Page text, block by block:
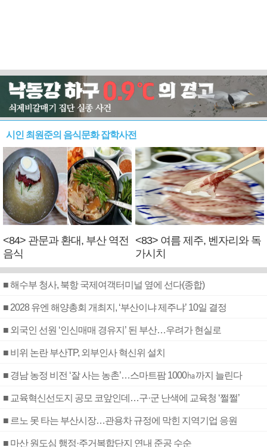
시인 최원준의 음식문화 잡학사전
<84> 관문과 환대, 부산 역전
음식
<83> 여름 제주, 벤자리와 독
가시치
■ 해수부 청사, 북항 국제여객터미널 옆에 선다(종합)
■ 2028 유엔 해양총회 개최지, ‘부산이냐 제주냐’ 10일 결정
■ 외국인 선원 ‘인신매매 경유지’ 된 부산…우려가 현실로
■ 비위 논란 부산TP, 외부인사 혁신위 설치
■ 경남 농정 비전 ‘잘 사는 농촌’…스마트팜 1000㏊까지 늘린다
■ 교육혁신선도지 공모 코앞인데…구·군 난색에 교육청 ‘쩔쩔’
■ 르노 못 타는 부산시장…관용차 규정에 막힌 지역기업 응원
■ 마산 원도심 행정·주거복합단지 연내 준공 수순